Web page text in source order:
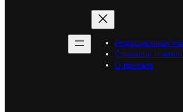
Редакционная
Страница
О проекте